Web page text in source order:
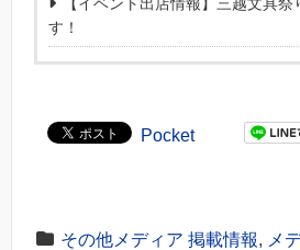
す！
Pocket
その他メディア 掲載情報, メ